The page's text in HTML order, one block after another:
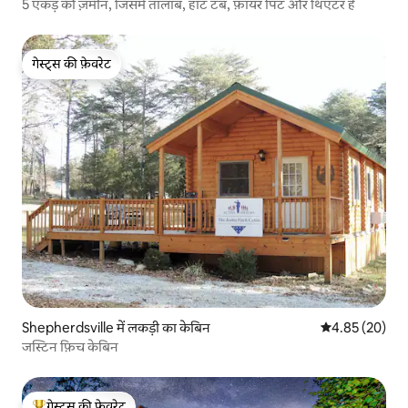
5 एकड़ की ज़मीन, जिसमें तालाब, हॉट टब, फ़ायर पिट और थिएटर है
गेस्ट्स की फ़ेवरेट
गेस्ट्स की फ़ेवरेट
Shepherdsville में लकड़ी का केबिन औसत रेटिंग 5 में
4.85 (20)
जस्टिन फ़िच केबिन